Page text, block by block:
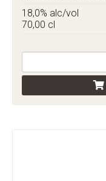
18,0% alc/vol
70,00 cl